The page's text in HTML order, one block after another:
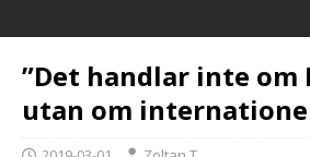
”Det handlar inte om
utan om